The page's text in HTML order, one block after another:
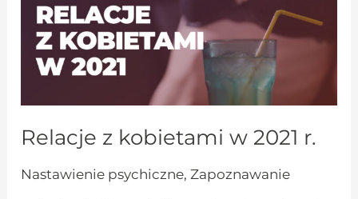
Relacje z kobietami w 2021 r.
Nastawienie psychiczne,Zapoznawanie